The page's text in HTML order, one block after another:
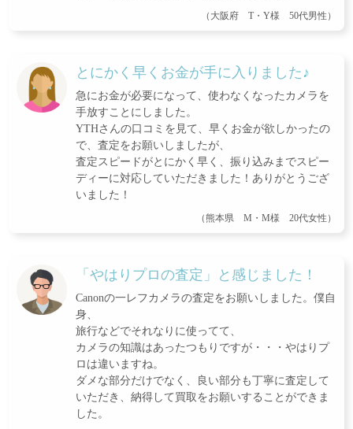
（大阪府 T・Y様 50代男性）
とにかく早くお金が手に入りました♪
急にお金が必要になって、使わなくなったカメラを
手放すことにしました。
YTHさんの口コミを見て、早くお金が欲しかったの
で、査定をお願いしましたが、
査定スピードがとにかく早く、振り込みまでスピー
ディーに対応していただきました！ありがとうござ
いました！
（熊本県 M・M様 20代女性）
「やはりプロの査定」と感じました！
Canonの一レフカメラの査定をお願いしました。僕自
身、
旅行などでそれなりに使ってて、
カメラの知識はあったつもりですが・・・やはりプ
ロは違いますね。
ダメな部分だけでなく、良い部分も丁寧に査定して
いただき、納得して買取をお願いすることができま
した。